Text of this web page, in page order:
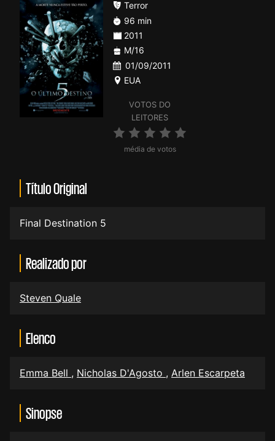
VOTOS DO
LEITORES
média de votos
Terror
96 min
2011
M/16
01/09/2011
EUA
Título Original
Final Destination 5
Realizado por
Steven Quale
Elenco
Emma Bell , Nicholas D'Agosto , Arlen Escarpeta
Sinopse